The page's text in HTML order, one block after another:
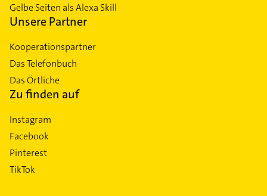
Gelbe Seiten als Alexa Skill
Unsere Partner
Kooperationspartner
Das Telefonbuch
Das Örtliche
Zu finden auf
Instagram
Facebook
Pinterest
TikTok